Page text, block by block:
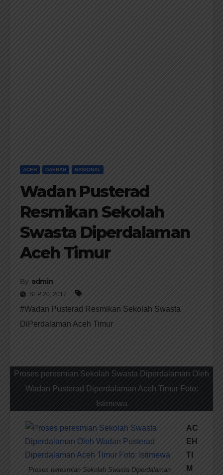
ACEH DAERAH NASIONAL
Wadan Pusterad
Resmikan Sekolah
Swasta Diperdalaman
Aceh Timur
By admin
SEP 20, 2017
#Wadan Pusterad Resmikan Sekolah Swasta
DiPerdalaman Aceh Timur
Proses peresmian Sekolah Swasta Diperdalaman Oleh
Wadan Pusterad Diperdalaman Aceh Timur Foto:
Istimewa
Proses peresmian Sekolah Swasta Diperdalaman
AC
EH
TI
M